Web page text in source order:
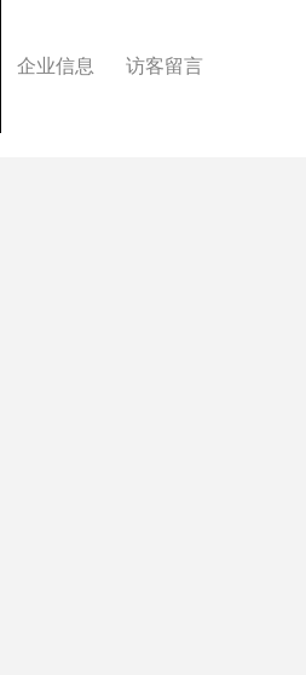
企业信息 访客留言